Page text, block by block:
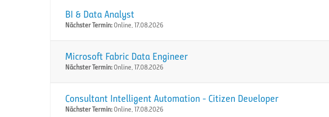
BI & Data Analyst
Nächster Termin:Online, 17.08.2026
Microsoft Fabric Data Engineer
Nächster Termin:Online, 17.08.2026
Consultant Intelligent Automation - Citizen Developer
Nächster Termin:Online, 17.08.2026